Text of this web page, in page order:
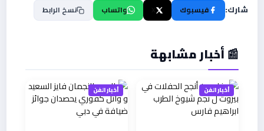
شارك: فيسبوك واتساب نسخ الرابط
📰 أخبار مشابهة
أخبار الفن أخبار الفن